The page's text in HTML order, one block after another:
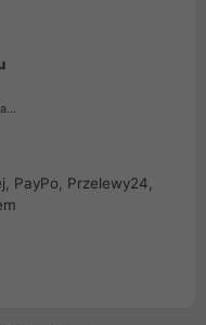
PayPo, Przelewy24,